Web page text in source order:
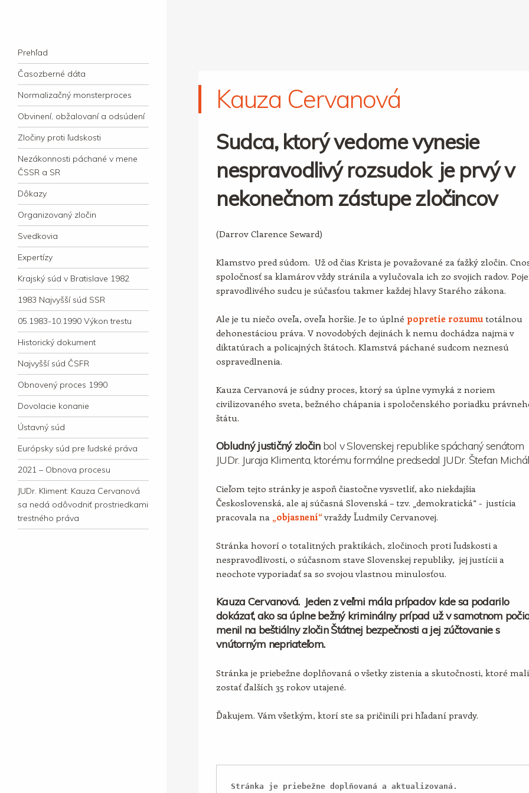
súdny proces v dejnách slovenskej justície
Navigation
Skip to content
Prehľad
Časozberné dáta
Normalizačný monsterproces
Obvinení, obžalovaní a odsúdení
Zločiny proti ľudskosti
Nezákonnosti páchané v mene
ČSSR a SR
Dôkazy
Organizovaný zločin
Svedkovia
Expertízy
Krajský súd v Bratislave 1982
1983 Najvyšší súd SSR
05.1983-10.1990 Výkon trestu
Historický dokument
Najvyšší súd ČSFR
Obnovený proces 1990
Dovolacie konanie
Ústavný súd
Európsky súd pre ľudské práva
2021 – Obnova procesu
JUDr. Kliment: Kauza Cervanová
sa nedá odôvodniť prostriedkami
trestného práva
Kauza Cervanová
Sudca, ktorý vedome vynesie
nespravodlivý rozsudok je prvý v
nekonečnom zástupe zločincov
(Darrov Clarence Seward)
Klamstvo pred súdom. Už od čias Krista je považované za ťažký zločin.
spoločnosť sa klamárov vždy stránila a vylučovala ich zo svojich radov.
spravodlivého sudcu je súčasťou takmer každej hlavy Starého zákona.
Ale je tu niečo oveľa, oveľa horšie. Je to úplné popretie rozumu totálnou
dehonestáciou práva. V novodobých dejinách k nemu dochádza najmä v
diktatúrach a policajných štátoch. Klamstvá páchané sudcom neznesú
ospravedlnenia.
Kauza Cervanová je súdny proces, ktorý sa úplne vymyká z noriem
civilizovaného sveta, bežného chápania i spoločenského poriadku
štátu.
Obludný justičný zločin bol v Slovenskej republike spáchaný senátom
JUDr. Juraja Klimenta, ktorému formálne predsedal JUDr. Štefan
Cieľom tejto stránky je aspoň čiastočne vysvetliť, ako niekdajšia
Československá, ale aj súčasná Slovenská – tzv. „demokratická“ - justícia
pracovala na „objasnení“vraždy Ľudmily Cervanovej.
Stránka hovorí o totalitných praktikách, zločinoch proti ľudskosti a
nespravodlivosti, o súčasnom stave Slovenskej republiky, jej justícii a
neochote vyporiadať sa so svojou vlastnou minulosťou.
Kauza Cervanová. Jeden z veľmi mála prípadov kde sa podarilo
dokázať, ako sa úplne bežný kriminálny prípad už v samotnom
menil na beštiálny zločin Štátnej bezpečnosti a jej zúčtovanie s
vnútorným nepriateľom.
Stránka je priebežne doplňovaná o všetky zistenia a skutočnosti, ktoré mali
zostať ďalších 35 rokov utajené.
Ďakujem. Vám všetkým, ktorí ste sa pričinili pri hľadaní pravdy.
Stránka je priebežne doplňovaná a aktualizovaná.